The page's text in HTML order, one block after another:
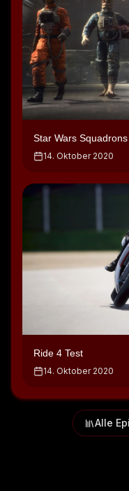
Star Wars Squadrons
14. Oktober 2020
Ride 4 Test
14. Oktober 2020
Alle